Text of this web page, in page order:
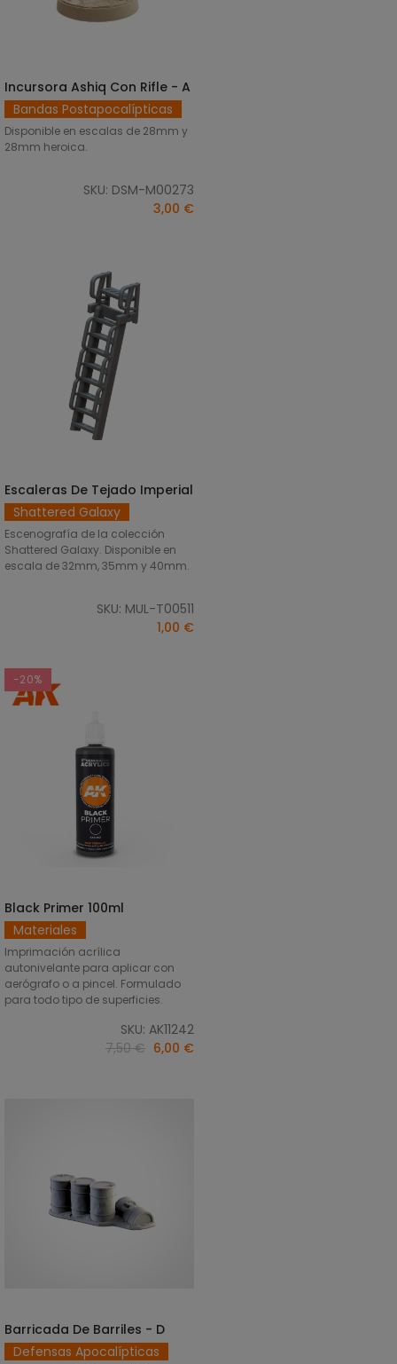
SELECCIONAR OPCIONES
Incursora Ashiq Con Rifle - A
Bandas Postapocalípticas
Disponible en escalas de 28mm y
28mm heroica.
SKU: DSM-M00273
3,00 €
SELECCIONAR OPCIONES
Escaleras De Tejado Imperial
Shattered Galaxy
Escenografía de la colección
Shattered Galaxy. Disponible en
escala de 32mm, 35mm y 40mm.
SKU: MUL-T00511
1,00 €
-20%
AÑADIR AL CARRITO
Black Primer 100ml
Materiales
Imprimación acrílica
autonivelante para aplicar con
aerógrafo o a pincel. Formulado
para todo tipo de superficies.
SKU: AK11242
7,50 € 6,00 €
AÑADIR AL CARRITO
Barricada De Barriles - D
Defensas Apocalípticas